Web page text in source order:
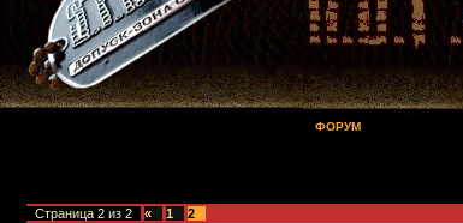
ФОРУМ
Страница 2 из 2 « 1
2